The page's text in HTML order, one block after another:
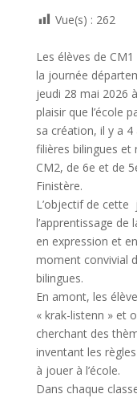
o
k
Vue(s) : 262
Les élèves de
la journée
jeudi 28 mai 2026
plaisir que l’école
sa création, il y a
filières bilingues et
CM2, de 6e et de
Finistère.
L’objectif de cette
l’apprentissage
en expression et
moment convivial
bilingues.
En amont, les
« krak-listenn » et
cherchant des
inventant les
à jouer à l’école.
Dans chaque